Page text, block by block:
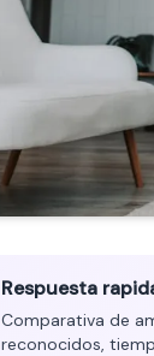
Respuesta
Comparativa de
reconocidos,